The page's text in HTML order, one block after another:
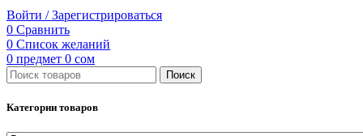
Войти / Зарегистрироваться
0 Сравнить
0 Список желаний
0 предмет 0 сом
Поиск
Категории товаров